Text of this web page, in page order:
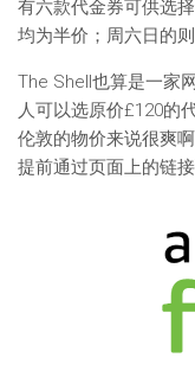
有六款代金券可供选
均为半价；周六日的
The Shell也算是一家
人可以选原价£120的
伦敦的物价来说很爽
提前通过页面上的链接